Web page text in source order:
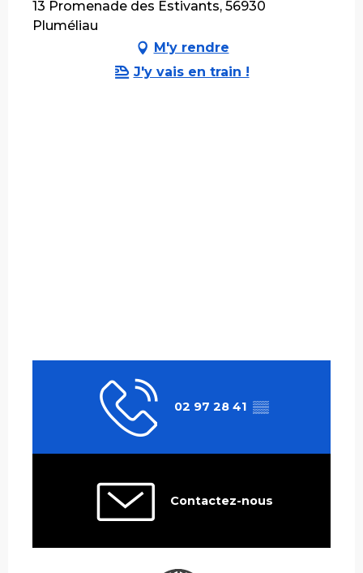
13 Promenade des Estivants, 56930
Pluméliau
M'y rendre
J'y vais en train !
02 97 28 41 ▒▒
Contactez-nous